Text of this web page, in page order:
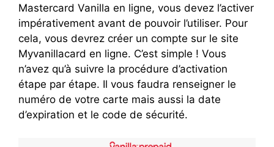
Mastercard Vanilla en ligne, vous devez l’activer
impérativement avant de pouvoir l’utiliser. Pour
cela, vous devrez créer un compte sur le site
Myvanillacard en ligne. C’est simple ! Vous
n’avez qu’à suivre la procédure d’activation
étape par étape. Il vous faudra renseigner le
numéro de votre carte mais aussi la date
d’expiration et le code de sécurité.